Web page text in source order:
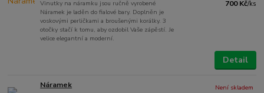
Vinutky na náramku jsou ručně vyrobené
Náramek je laděn do fialové bary. Doplněn je
voskovými perličkami a broušenými korálky. 3
otočky stačí k tomu, aby ozdobil Vaše zápěstí. Je
velice elegantní a moderní.
700 Kč/ks
Detail
Náramek Není skladem